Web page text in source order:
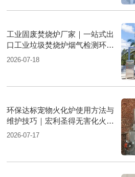
工业固废焚烧炉厂家｜一站式出
口工业垃圾焚烧炉烟气检测环保
达标
2026-07-18
环保达标宠物火化炉使用方法与
维护技巧｜宏利圣得无害化火化
设备科普
2026-07-17